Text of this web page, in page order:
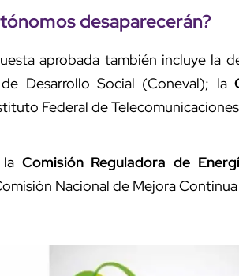
desaparecerán?
aprobada también incluye la
Desarrollo Social (Coneval); la
Federal de
Comisión Reguladora de
Nacional de Mejora